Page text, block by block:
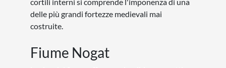
delle più grandi fortezze medievali mai
costruite.
Fiume Nogat